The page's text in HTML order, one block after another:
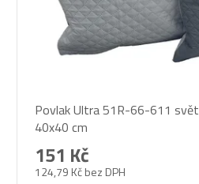
Povlak Ultra 51R-66-611
40x40 cm
124,79 Kč bez DPH
151 Kč